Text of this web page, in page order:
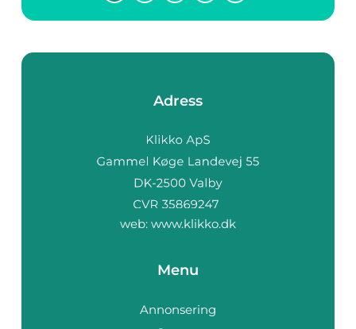
Adress
web: www.klikko.dk
Menu
Annonsering